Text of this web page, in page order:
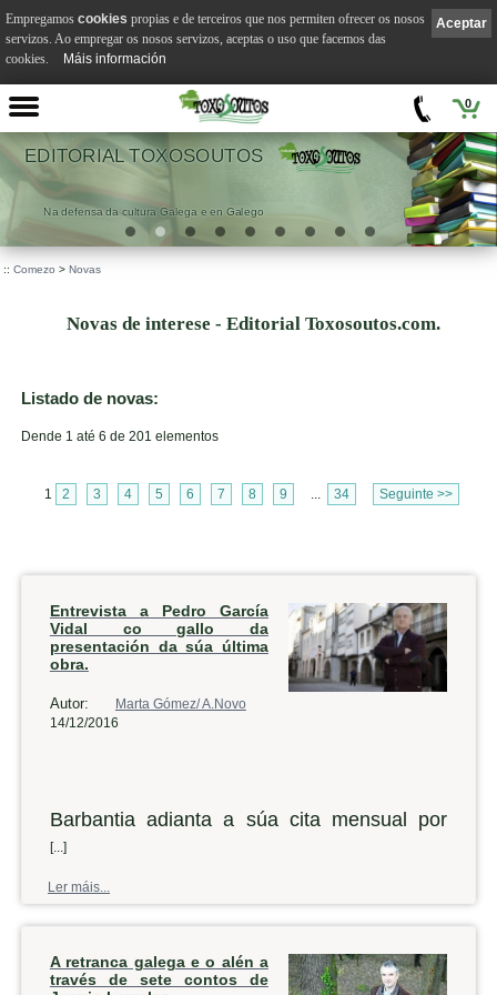
0
EDITORIAL TOXOSOUTOS
Na defensa da cultura Galega e en Galego
:: Comezo > Novas
Novas de interese - Editorial Toxosoutos.com.
Listado de novas:
Dende 1 até 6 de 201 elementos
1 2 3 4 5 6 7 8 9 34 Seguinte >>
Entrevista a Pedro García
Vidal co gallo da
presentación da súa última
obra.
Autor:
Marta Gómez/ A.Novo
14/12/2016
Barbantia adianta a súa cita mensual por
mor das festas do Nadal, así que este
venres a asociación cultural levará a cabo
na casa de cultura noiesa unha nova
historiador Pedro García Vidal, que falará do
[...]
Ler máis...
A retranca galega e o alén a
través de sete contos de
Aceptar
Empregamos cookies propias e de terceiros que nos permiten ofrecer os nosos
servizos. Ao empregar os nosos servizos, aceptas o uso que facemos das
cookies.
Máis información